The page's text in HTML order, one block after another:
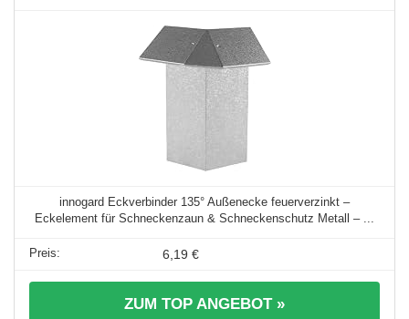
innogard Eckverbinder 135° Außenecke feuerverzinkt –
Eckelement für Schneckenzaun & Schneckenschutz Metall – ...
6,19 €
ZUM TOP ANGEBOT »